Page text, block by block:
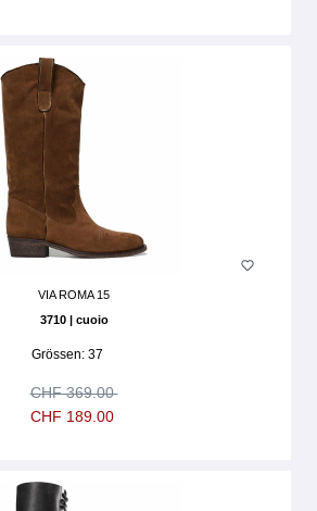
VIA ROMA 15
3710 | cuoio
Grössen: 37
CHF 189.00
CHF 369.00